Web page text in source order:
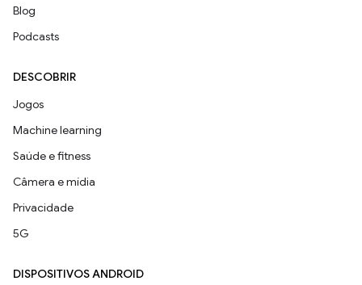
Blog
Podcasts
DESCOBRIR
Jogos
Machine learning
Saúde e fitness
Câmera e mídia
Privacidade
5G
DISPOSITIVOS ANDROID